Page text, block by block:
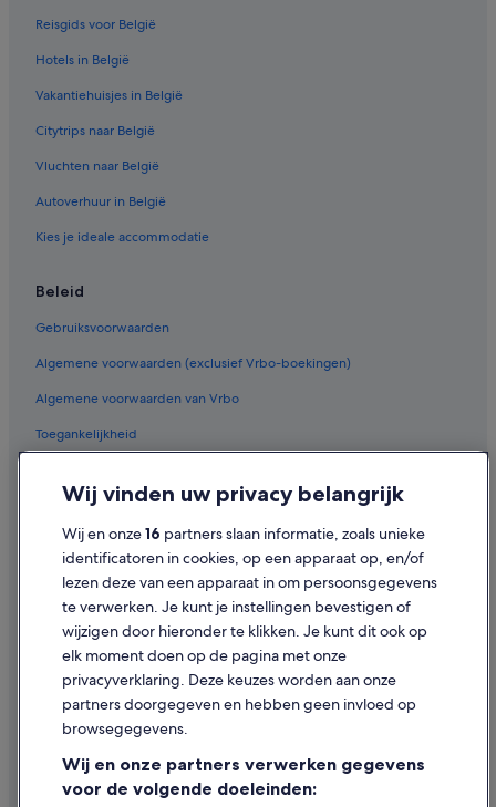
Hotels in de buurt van Leopoldpark
Pensions in Wenduine
Avonturen in Blankenberge
Hostels in Station Zeebrugge
Vakantieparken in Blankenberge
Hotels met fitnessruimte in Blankenberge
Strand in Blankenberge
Campings en stacaravans in Lissewege
Nh Hotels in Blankenberge
Huisdiervriendelijke in Wenduine
Hotels met airconditioning in Blankenberge
Hotels met 4 sterren in Wenduine
Chalets in Blankenberge
Van der Valk Hotels in Blankenberge
Particuliere vakantiehuizen in Blankenberge
Boomhutten in Blankenberge
Hotels met gratis ontbijt in Blankenberge
Villa's in Wenduine
Budget in Blankenberge
Hotels in de buurt van Belle Epoque Centrum
Hotels met 5 sterren in Blankenberge
Reisgids voor België
Hotels in België
Vakantiehuisjes in België
Citytrips naar België
Vluchten naar België
Autoverhuur in België
Kies je ideale accommodatie
Beleid
Gebruiksvoorwaarden
Algemene voorwaarden (exclusief Vrbo-boekingen)
Algemene voorwaarden van Vrbo
Toegankelijkheid
Cookies
Juridische informatie/Contact
Inhoudsrichtlijnen en inhoud rapporteren
Hulp
Ondersteuning
Je boeking wijzigen of annuleren
Restitutieproces en tijdsbestek
Boek een vlucht met airlinetegoed
Wij vinden uw privacy belangrijk
Wij en onze16 partners slaan informatie, zoals unieke
identificatoren in cookies, op een apparaat op, en/of
lezen deze van een apparaat in om persoonsgegevens
te verwerken. Je kunt je instellingen bevestigen of
wijzigen door hieronder te klikken. Je kunt dit ook op
elk moment doen op de pagina met onze
privacyverklaring. Deze keuzes worden aan onze
partners doorgegeven en hebben geen invloed op
browsegegevens.
Wij en onze partners verwerken gegevens
voor de volgende doeleinden: